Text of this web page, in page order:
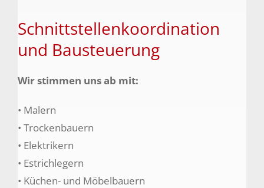
Schnittstellenkoordination
und Bausteuerung
Wir stimmen uns ab mit:
• Malern
• Trockenbauern
• Elektrikern
• Estrichlegern
• Küchen- und Möbelbauern